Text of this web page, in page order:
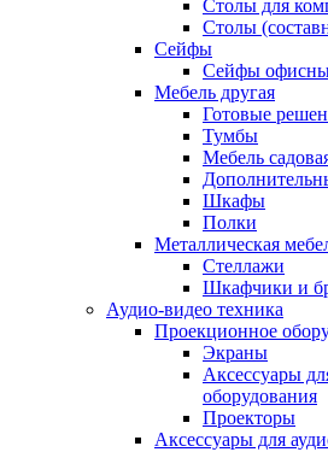
Столы для
Столы
Сейфы
Сейфы
Мебель другая
Готовые
Тумбы
Мебель
Шкафы
Полки
Металлическая
Стеллажи
Шкафчики и
Аудио-видео техника
Проекционное
Экраны
Аксессуары
оборудования
Проекторы
Аксессуары для